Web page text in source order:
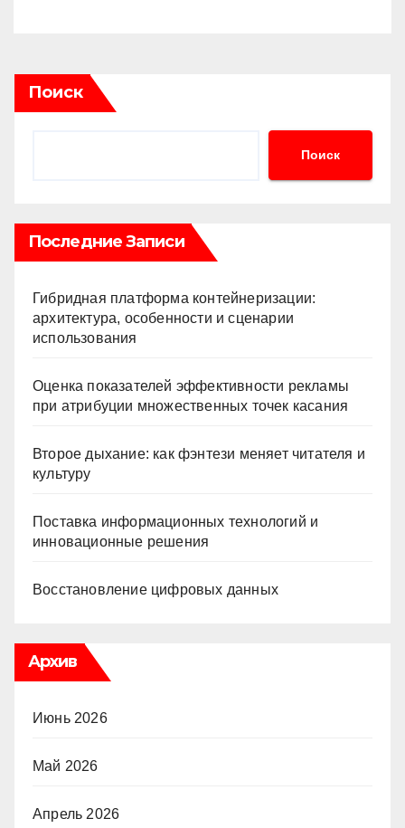
Поиск
Поиск
Последние Записи
Гибридная платформа контейнеризации:
архитектура, особенности и сценарии
использования
Оценка показателей эффективности рекламы
при атрибуции множественных точек касания
Второе дыхание: как фэнтези меняет читателя и
культуру
Поставка информационных технологий и
инновационные решения
Восстановление цифровых данных
Архив
Июнь 2026
Май 2026
Апрель 2026